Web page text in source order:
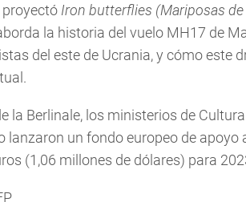
Iron butterflies (Mariposas
la historia del vuelo MH17 de
del este de Ucrania, y cómo este
la Berlinale, los ministerios de
lanzaron un fondo europeo de
(1,06 millones de dólares) para